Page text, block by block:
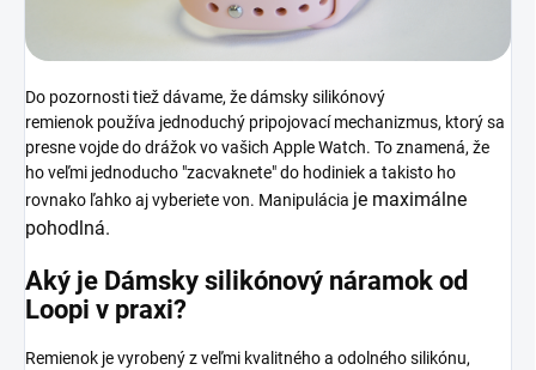
Do pozornosti tiež dávame, že dámsky silikónový
remienok používa jednoduchý pripojovací mechanizmus, ktorý sa
presne vojde do drážok vo vašich Apple Watch. To znamená, že
ho veľmi jednoducho "zacvaknete" do hodiniek a takisto ho
rovnako ľahko aj vyberiete von. Manipulácia je maximálne
pohodlná.
Aký je Dámsky silikónový náramok od
Loopi v praxi?
Remienok je vyrobený z veľmi kvalitného a odolného silikónu,